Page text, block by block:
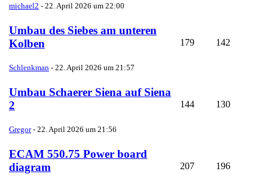
michael2 - 22. April 2026 um 22:00
Umbau des Siebes am unteren
Kolben
Schlenkman - 22. April 2026 um 21:57
179 142
Umbau Schaerer Siena auf Siena
2
Gregor- 22. April 2026 um 21:56
144 130
ECAM 550.75 Power board
diagram
207 196